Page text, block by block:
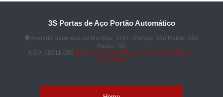
3S Portas de Aço Portão Automático
Avenida Baronesa de Muritiba, 1161 - Parque São Rafael São
Paulo - SP
CEP: 08311-080
(11) 2751-9629 (11) 2753-0936
(11)
2753-0832